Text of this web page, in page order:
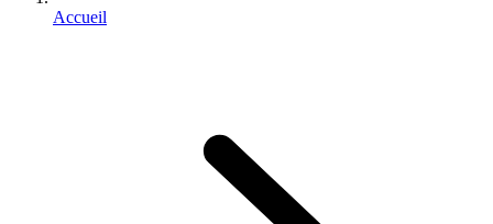
Accueil